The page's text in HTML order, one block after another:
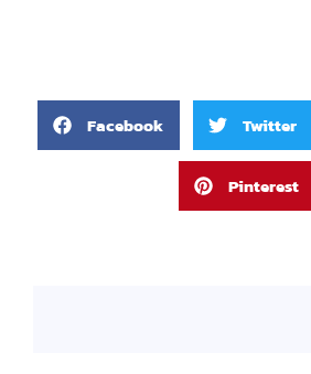
Facebook Twitter
Pinterest